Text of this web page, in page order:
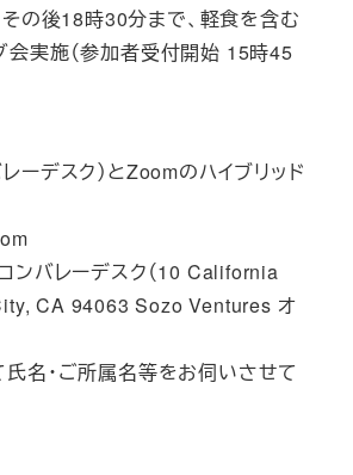
の後18時30分まで、軽食を含む
会実施（参加者受付開始 15時45
ーデスク）とZoomのハイブリッド
コンバレーデスク（10 California
CA 94063 Sozo Ventures オ
名・ご所属名等をお伺いさせて